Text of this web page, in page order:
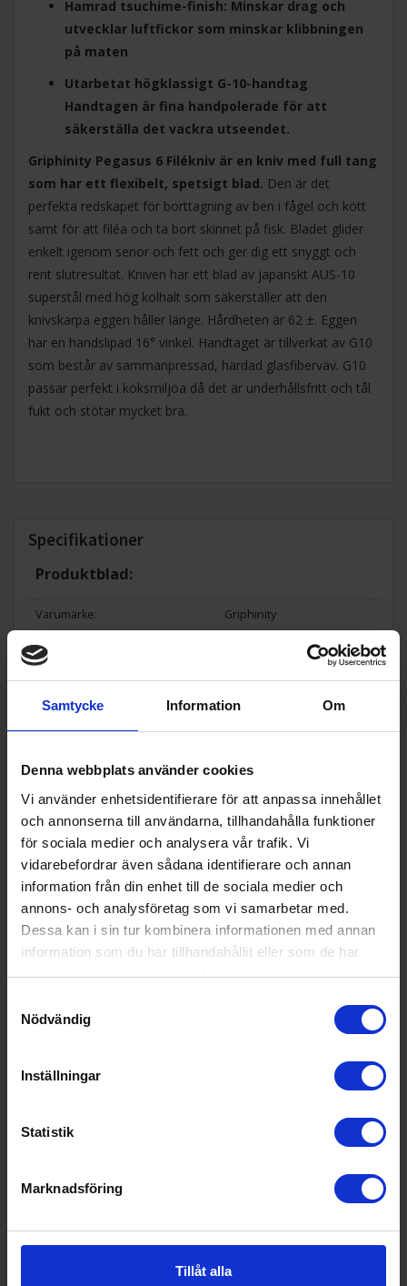
Samtycke Information Om
Denna webbplats använder cookies
Vi använder enhetsidentifierare för att anpassa innehållet
och annonserna till användarna, tillhandahålla funktioner
för sociala medier och analysera vår trafik. Vi
vidarebefordrar även sådana identifierare och annan
information från din enhet till de sociala medier och
annons- och analysföretag som vi samarbetar med.
Dessa kan i sin tur kombinera informationen med annan
information som du har tillhandahållit eller som de har
samlat in när du har använt deras tjänster.
Nödvändig
Inställningar
Statistik
Marknadsföring
Tillåt alla
Hamrad tsuchime-finish: Minskar drag och
utvecklar luftfickor som minskar klibbningen
på maten
Utarbetat högklassigt G-10-handtag
Handtagen är fina handpolerade för att
säkerställa det vackra utseendet.
Griphinity Pegasus 6 Filékniv är en kniv med full tang
som har ett flexibelt, spetsigt blad. Den är det
perfekta redskapet för borttagning av ben i fågel och kött
samt för att filéa och ta bort skinnet på fisk. Bladet glider
enkelt igenom senor och fett och ger dig ett snyggt och
rent slutresultat. Kniven har ett blad av japanskt AUS-10
superstål med hög kolhalt som säkerställer att den
knivskarpa eggen håller länge. Hårdheten är 62 ±. Eggen
har en handslipad 16° vinkel. Handtaget är tillverkat av G10
som består av sammanpressad, härdad glasfiberväv. G10
passar perfekt i köksmiljöa då det är underhållsfritt och tål
fukt och stötar mycket bra.
Specifikationer
Produktblad:
Varumärke:
Griphinity
Modellbeteckning:
Allmän information
Populära produkter i denna kategori
Kniv